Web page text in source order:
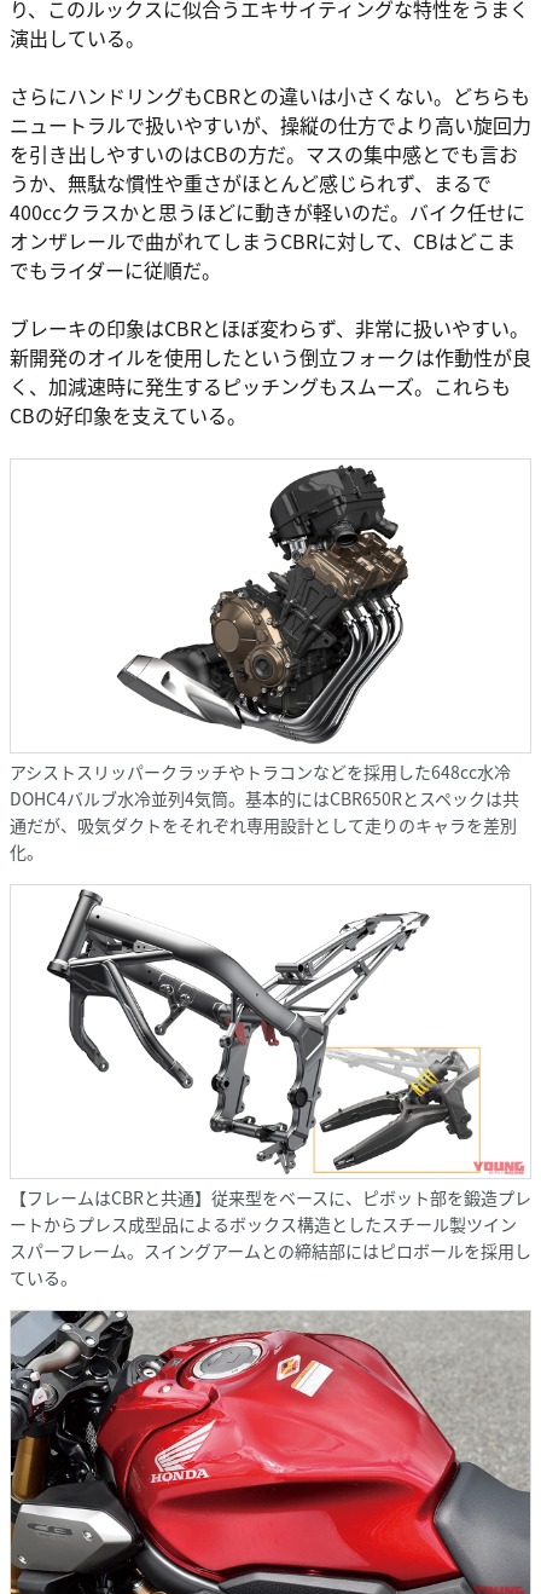
り、このルックスに似合うエキサイティングな特性をうまく
演出している。
さらにハンドリングもCBRとの違いは小さくない。どちらも
ニュートラルで扱いやすいが、操縦の仕方でより高い旋回力
を引き出しやすいのはCBの方だ。マスの集中感とでも言お
うか、無駄な慣性や重さがほとんど感じられず、まるで
400ccクラスかと思うほどに動きが軽いのだ。バイク任せに
オンザレールで曲がれてしまうCBRに対して、CBはどこま
でもライダーに従順だ。
ブレーキの印象はCBRとほぼ変わらず、非常に扱いやすい。
新開発のオイルを使用したという倒立フォークは作動性が良
く、加減速時に発生するピッチングもスムーズ。これらも
CBの好印象を支えている。
アシストスリッパークラッチやトラコンなどを採用した648cc水冷
DOHC4バルブ水冷並列4気筒。基本的にはCBR650Rとスペックは共
通だが、吸気ダクトをそれぞれ専用設計として走りのキャラを差別
化。
【フレームはCBRと共通】従来型をベースに、ピボット部を鍛造プレ
ートからプレス成型品によるボックス構造としたスチール製ツイン
スパーフレーム。スイングアームとの締結部にはピロボールを採用し
ている。